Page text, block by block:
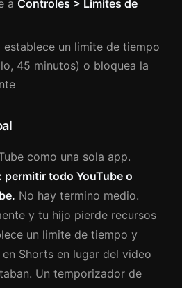
a Controles > Limites de
establece un limite de tiempo
45 minutos) o bloquea la
como una sola app.
todo YouTube o
No hay termino medio.
y tu hijo pierde recursos
un limite de tiempo y
Shorts en lugar del video
Un temporizador de